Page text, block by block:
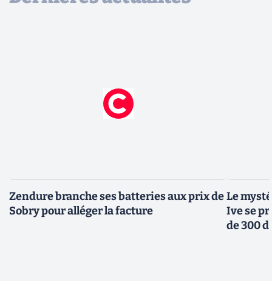
Zendure branche ses batteries aux prix de
Sobry pour alléger la facture
Le
Ive se
de 300